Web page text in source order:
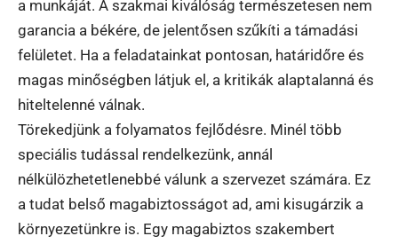
a munkáját. A szakmai kiválóság természetesen nem
garancia a békére, de jelentősen szűkíti a támadási
felületet. Ha a feladatainkat pontosan, határidőre és
magas minőségben látjuk el, a kritikák alaptalanná és
hiteltelenné válnak.
Törekedjünk a folyamatos fejlődésre. Minél több
speciális tudással rendelkezünk, annál
nélkülözhetetlenebbé válunk a szervezet számára. Ez
a tudat belső magabiztosságot ad, ami kisugárzik a
környezetünkre is. Egy magabiztos szakembert